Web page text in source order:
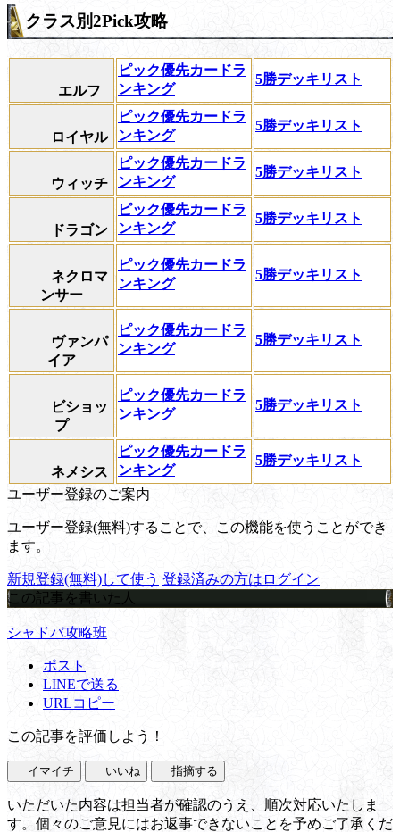
クラス別2Pick攻略
エルフ
ピック優先カードラ
ンキング
5勝デッキリスト
ロイヤル
ピック優先カードラ
ンキング
5勝デッキリスト
ウィッチ
ピック優先カードラ
ンキング
5勝デッキリスト
ドラゴン
ピック優先カードラ
ンキング
5勝デッキリスト
ネクロマ
ンサー
ピック優先カードラ
ンキング
5勝デッキリスト
ヴァンパ
イア
ピック優先カードラ
ンキング
5勝デッキリスト
ビショッ
プ
ピック優先カードラ
ンキング
5勝デッキリスト
ネメシス
ピック優先カードラ
ンキング
5勝デッキリスト
ユーザー登録のご案内
ユーザー登録(無料)することで、この機能を使うことができ
ます。
新規登録(無料)して使う 登録済みの方はログイン
この記事を書いた人
シャドバ攻略班
ポスト
LINEで送る
URLコピー
この記事を評価しよう！
イマイチ いいね 指摘する
いただいた内容は担当者が確認のうえ、順次対応いたしま
す。個々のご意見にはお返事できないことを予めご了承くだ